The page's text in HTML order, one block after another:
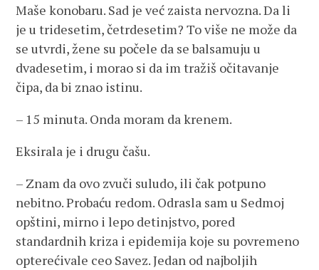
Maše konobaru. Sad je već zaista nervozna. Da li
je u tridesetim, četrdesetim? To više ne može da
se utvrdi, žene su počele da se balsamuju u
dvadesetim, i morao si da im tražiš očitavanje
čipa, da bi znao istinu.
– 15 minuta. Onda moram da krenem.
Eksirala je i drugu čašu.
– Znam da ovo zvuči suludo, ili čak potpuno
nebitno. Probaću redom. Odrasla sam u Sedmoj
opštini, mirno i lepo detinjstvo, pored
standardnih kriza i epidemija koje su povremeno
opterećivale ceo Savez. Jedan od najboljih